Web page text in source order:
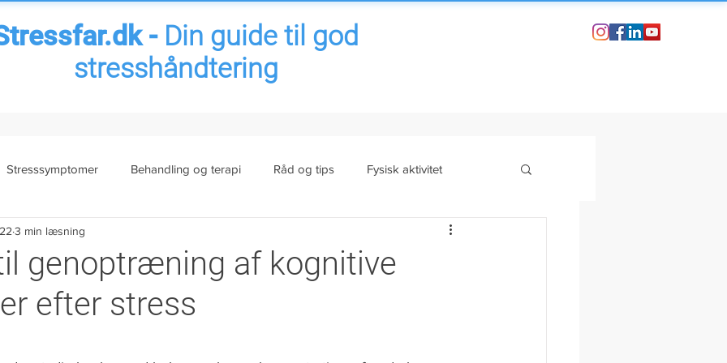
- Din guide til god
stresshåndtering
Stresssymptomer Behandling og terapi Råd og tips Fysisk aktivitet
Senfølger af stress Din historie
It-stress Nyt fra bloggen
genoptræning af kognitive
efter stress
3 min læsning
5 stjerner.